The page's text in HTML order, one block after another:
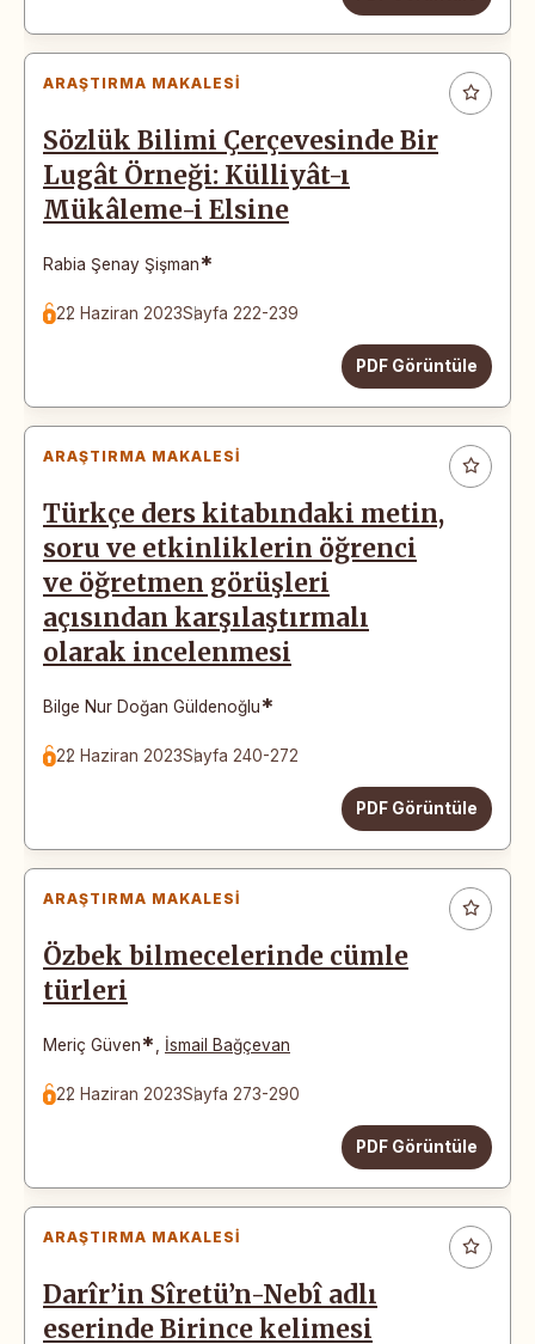
ARAŞTIRMA MAKALESI
Sözlük Bilimi Çerçevesinde Bir
Lugât Örneği: Külliyât-ı
Mükâleme-i Elsine
Rabia Şenay Şişman*
22 Haziran 2023Sayfa 222-239
PDF Görüntüle
ARAŞTIRMA MAKALESI
Türkçe ders kitabındaki metin,
soru ve etkinliklerin öğrenci
ve öğretmen görüşleri
açısından karşılaştırmalı
olarak incelenmesi
Bilge Nur Doğan Güldenoğlu*
22 Haziran 2023Sayfa 240-272
PDF Görüntüle
ARAŞTIRMA MAKALESI
Özbek bilmecelerinde cümle
türleri
Meriç Güven* İsmail Bağçevan
22 Haziran 2023Sayfa 273-290
PDF Görüntüle
ARAŞTIRMA MAKALESI
Darîr’in Sîretü’n-Nebî adlı
eserinde Birince kelimesi